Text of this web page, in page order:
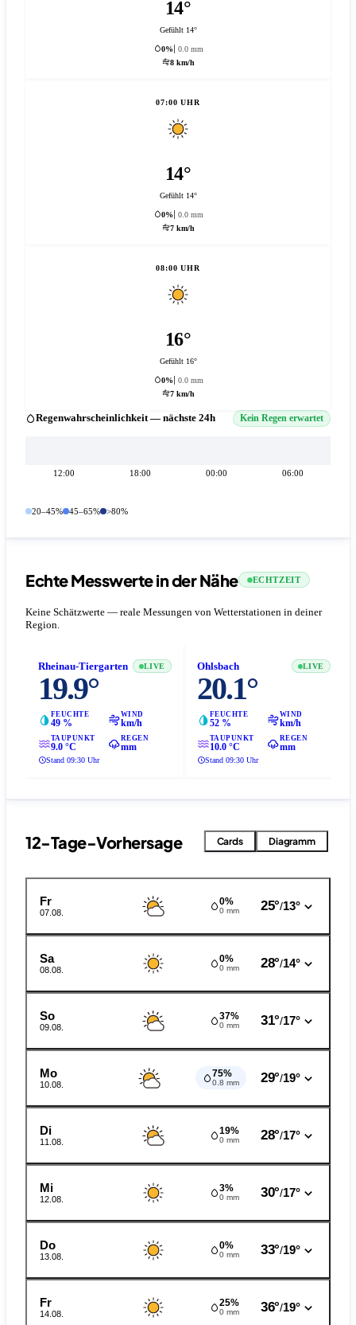
14°
Gefühlt 14°
0%
0.0 mm
8 km/h
07:00 UHR
14°
Gefühlt 14°
0%
0.0 mm
7 km/h
08:00 UHR
16°
Gefühlt 16°
0%
0.0 mm
7 km/h
Regenwahrscheinlichkeit — nächste 24h Kein Regen erwartet
12:00 18:00 00:00 06:00
20–45% 45–65% >80%
Echte Messwerte in der Nähe ECHTZEIT
Keine Schätzwerte — reale Messungen von Wetterstationen in deiner
Region.
Rheinau-Tiergarten LIVE
19.9°
FEUCHTE
49 %
WIND
km/h
TAUPUNKT
9.0 °C
REGEN
mm
Stand 09:30 Uhr
Ohlsbach LIVE
20.1°
FEUCHTE
52 %
WIND
km/h
TAUPUNKT
10.0 °C
REGEN
mm
Stand 09:30 Uhr
12-Tage-Vorhersage Cards Diagramm
Fr
07.08.
0%
0 mm 25°/13°
Sa
08.08.
0%
0 mm 28°/14°
So
09.08.
37%
0 mm 31°/17°
Mo
10.08.
75%
0.8 mm 29°/19°
Di
11.08.
19%
0 mm 28°/17°
Mi
12.08.
3%
0 mm 30°/17°
Do
13.08.
0%
0 mm 33°/19°
Fr
14.08.
25%
0 mm 36°/19°